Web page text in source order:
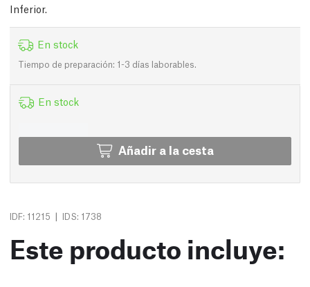
Inferior.
En stock
Tiempo de preparación: 1-3 días laborables.
En stock
Añadir a la cesta
IDF: 11215 | IDS: 1738
Este producto incluye: